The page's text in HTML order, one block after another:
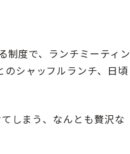
制度で、ランチミーティン
シャッフルランチ、日頃
しまう、なんとも贅沢な